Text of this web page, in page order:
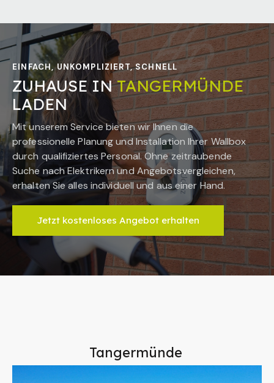
EINFACH, UNKOMPLIZIERT, SCHNELL
ZUHAUSE INTANGERMÜNDE
LADEN
Mit unserem Service bieten wir Ihnen die
professionelle Planung und Installation Ihrer Wallbox
durch qualifiziertes Personal. Ohne zeitraubende
Suche nach Elektrikern und Angebotsvergleichen,
erhalten Sie alles individuell und aus einer Hand.
Jetzt kostenloses Angebot erhalten
Tangermünde